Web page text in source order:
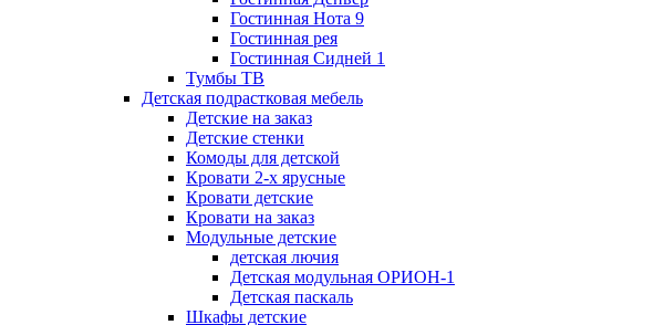
Гостинная Нота 9
Гостинная рея
Гостинная Сидней 1
Тумбы ТВ
Детская подрастковая мебель
Детские на заказ
Детские стенки
Комоды для детской
Кровати 2-х ярусные
Кровати детские
Кровати на заказ
Модульные детские
детская лючия
Детская модульная ОРИОН-1
Детская паскаль
Шкафы детские